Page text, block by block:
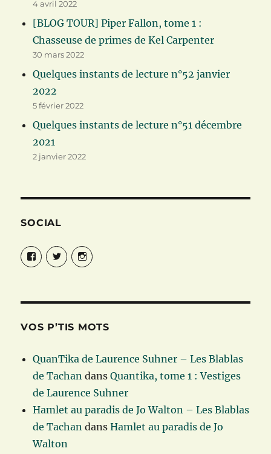
4 avril 2022
[BLOG TOUR] Piper Fallon, tome 1 :
Chasseuse de primes de Kel Carpenter
30 mars 2022
Quelques instants de lecture n°52 janvier
2022
5 février 2022
Quelques instants de lecture n°51 décembre
2021
2 janvier 2022
SOCIAL
FacebookTwitterInstagram
VOS P’TIS MOTS
QuanTika de Laurence Suhner – Les Blablas
de Tachan dansQuantika, tome 1 : Vestiges
de Laurence Suhner
Hamlet au paradis de Jo Walton – Les Blablas
de Tachan dansHamlet au paradis de Jo
Walton